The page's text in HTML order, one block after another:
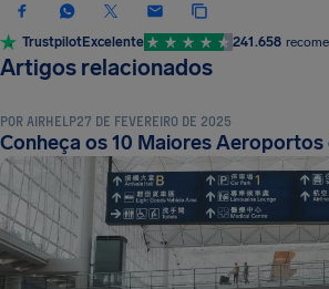
TrustpilotExcelente 241.658
Artigos relacionados
TERMINOLOGIA DE VOO E LOGÍSTICA
POR AIRHELP27 DE FEVEREIRO DE 2025
Conheça os 10 Maiores